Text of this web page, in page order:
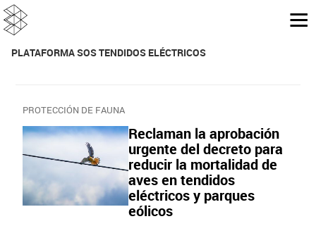
PLATAFORMA SOS TENDIDOS ELÉCTRICOS
PROTECCIÓN DE FAUNA
Reclaman la aprobación
urgente del decreto para
reducir la mortalidad de
aves en tendidos
eléctricos y parques
eólicos